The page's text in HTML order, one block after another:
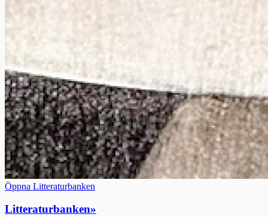
Öppna Litteraturbanken
Litteraturbanken»